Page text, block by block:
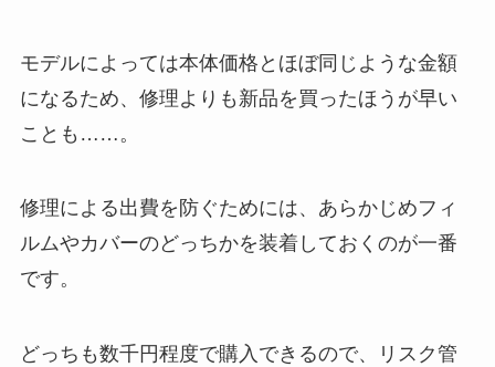
モデルによっては本体価格とほぼ同じような金額
になるため、修理よりも新品を買ったほうが早い
ことも……。
修理による出費を防ぐためには、あらかじめフィ
ルムやカバーのどっちかを装着しておくのが一番
です。
どっちも数千円程度で購入できるので、リスク管